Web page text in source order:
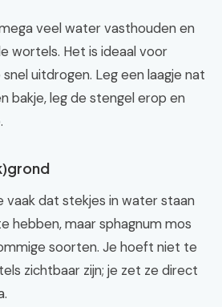
veel water vasthouden en
wortels. Het is ideaal voor
uitdrogen. Leg een laagje nat
bakje, leg de stengel erop en
vaak dat stekjes in water staan
hebben, maar sphagnum mos
soorten. Je hoeft niet te
zichtbaar zijn; je zet ze direct